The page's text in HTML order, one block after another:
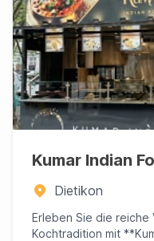
Kumar Indian
Dietikon
Erleben Sie die reiche
Kochtradition mit